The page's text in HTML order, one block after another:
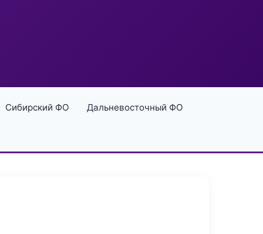
Сибирский ФО Дальневосточный ФО